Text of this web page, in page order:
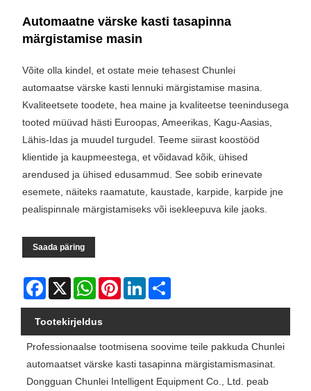
Automaatne värske kasti tasapinna
märgistamise masin
Võite olla kindel, et ostate meie tehasest Chunlei
automaatse värske kasti lennuki märgistamise masina.
Kvaliteetsete toodete, hea maine ja kvaliteetse teenindusega
tooted müüvad hästi Euroopas, Ameerikas, Kagu-Aasias,
Lähis-Idas ja muudel turgudel. Teeme siirast koostööd
klientide ja kaupmeestega, et võidavad kõik, ühised
arendused ja ühised edusammud. See sobib erinevate
esemete, näiteks raamatute, kaustade, karpide, karpide jne
pealispinnale märgistamiseks või isekleepuva kile jaoks.
Saada päring
Facebook
X WhatsAppPinterestLinkedIn
Tootekirjeldus
Professionaalse tootmisena soovime teile pakkuda Chunlei
automaatset värske kasti tasapinna märgistamismasinat.
Dongguan Chunlei Intelligent Equipment Co., Ltd. peab